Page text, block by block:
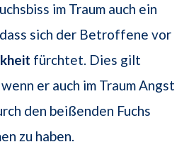
im Traum auch ein
sich der Betroffene vor
fürchtet. Dies gilt
er auch im Traum Angst
den beißenden Fuchs
zu haben.